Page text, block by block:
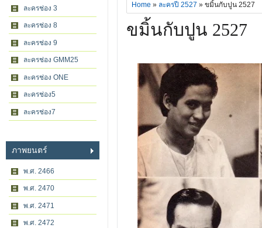
ละครช่อง 3
ละครช่อง 8
ละครช่อง 9
ละครช่อง GMM25
ละครช่อง ONE
ละครช่อง5
ละครช่อง7
ภาพยนตร์
พ.ศ. 2466
พ.ศ. 2470
พ.ศ. 2471
พ.ศ. 2472
Home » ละครปี 2527 » ขมิ้นกับปูน 2527
ขมิ้นกับปูน 2527